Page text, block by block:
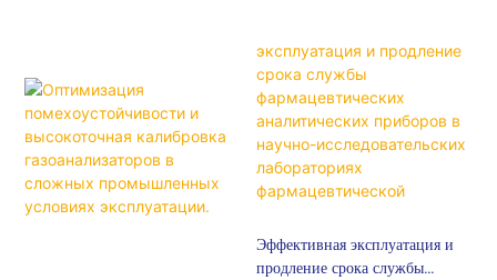
Эффективная эксплуатация и
продление срока службы